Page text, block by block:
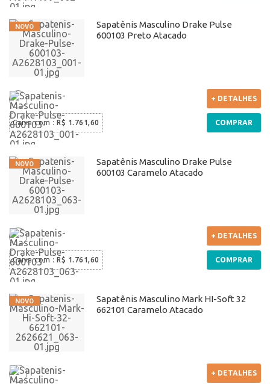
Sapatênis Masculino Drake Pulse
600103 Preto Atacado
Caixa com : R$ 1.761,60
+ DETALHES
COMPRAR
Sapatênis Masculino Drake Pulse
600103 Caramelo Atacado
Caixa com : R$ 1.761,60
+ DETALHES
COMPRAR
Sapatênis Masculino Mark HI-Soft 32
662101 Caramelo Atacado
+ DETALHES